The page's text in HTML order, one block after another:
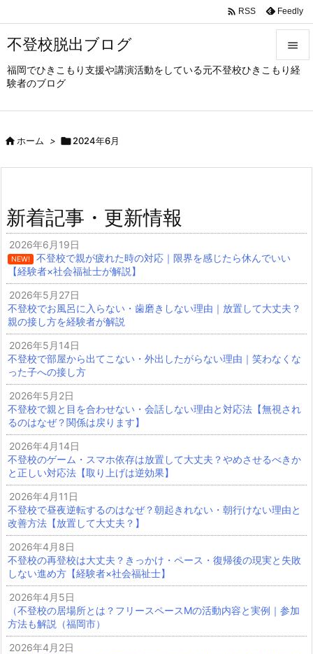
不登校脱出ブログ
福岡でひきこもり支援や講演活動をしている元不登校ひきこもり経
験者のブログ



検索
 RSS Feedly
ホーム > 2024年6月
新着記事・更新情報
2026年6月19日
NEW!
不登校で親が疲れた時の対応｜限界を感じたら休んでいい
【経験者×社会福祉士が解説】
2026年5月27日
不登校でお風呂に入らない・歯磨きしない理由｜放置して大丈夫？
親の接し方を経験者が解説
2026年5月14日
不登校で部屋から出てこない・外出したがらない理由｜笑わなくな
った子への接し方
2026年5月2日
不登校で親と目を合わせない・会話しない理由と対応法【無視され
るのはなぜ？関係は戻ります】
2026年4月14日
不登校のゲーム・スマホ依存は放置して大丈夫？やめさせるべきか
と正しい対応法【取り上げは逆効果】
2026年4月11日
不登校で昼夜逆転するのはなぜ？朝起きれない・朝行けない理由と
改善方法【放置して大丈夫？】
2026年4月8日
不登校の再登校は大丈夫？きっかけ・ペース・復帰後の現実と失敗
しない進め方【経験者×社会福祉士】
2026年4月5日
（不登校の居場所とは？フリースペースMの活動内容と実例｜参加
方法も解説（福岡市）
2026年4月2日